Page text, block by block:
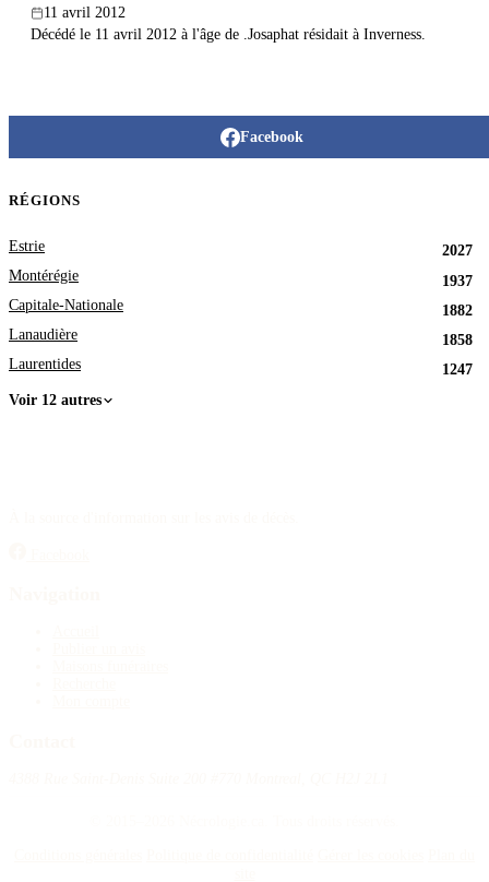
11 avril 2012
Décédé le 11 avril 2012 à l'âge de .Josaphat résidait à Inverness.
Facebook
RÉGIONS
Estrie
2027
Montérégie
1937
Capitale-Nationale
1882
Lanaudière
1858
Laurentides
1247
Voir 12 autres